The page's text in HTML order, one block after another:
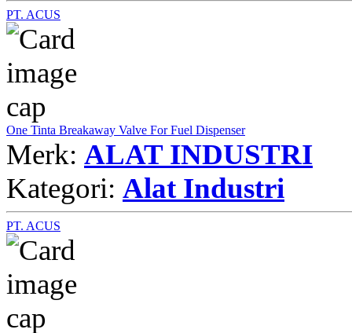
PT. ACUS
One Tinta Breakaway Valve For Fuel Dispenser
Merk: ALAT INDUSTRI
Kategori: Alat Industri
PT. ACUS